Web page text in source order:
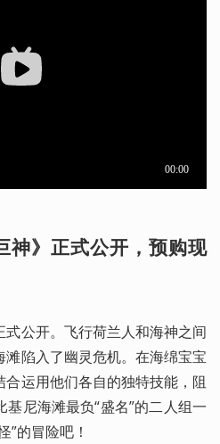
神》正式公开，预购现
式公开。飞行荷兰人和海神之间
陷入了幽灵危机。在海绵宝宝
运用他们各自的独特技能，阻
尼海滩最负“盛名”的二人组一
”的冒险吧！